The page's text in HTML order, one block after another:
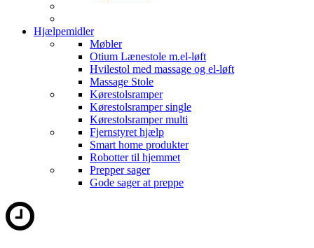
Hjælpemidler
Møbler
Otium Lænestole m.el-løft
Hvilestol med massage og el-løft
Massage Stole
Kørestolsramper
Kørestolsramper single
Kørestolsramper multi
Fjernstyret hjælp
Smart home produkter
Robotter til hjemmet
Prepper sager
Gode sager at preppe